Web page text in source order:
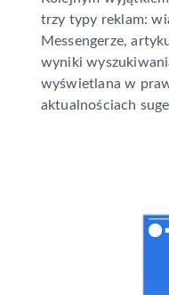
trzy typy reklam:
Messengerze,
wyniki
wyświetlana w
aktualnościach